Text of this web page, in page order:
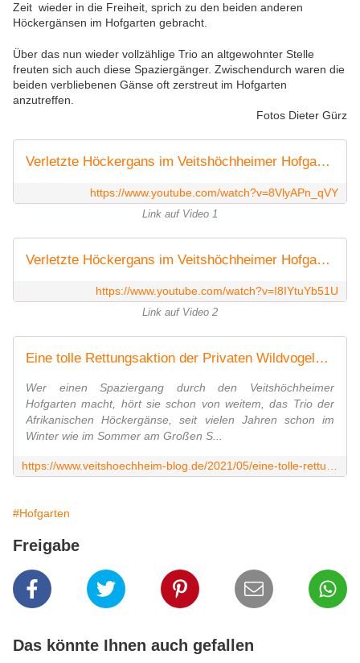
Zeit wieder in die Freiheit, sprich zu den beiden anderen
Höckergänsen im Hofgarten gebracht.
Über das nun wieder vollzählige Trio an altgewohnter Stelle
freuten sich auch diese Spaziergänger. Zwischendurch waren die
beiden verbliebenen Gänse oft zerstreut im Hofgarten
anzutreffen.
Fotos Dieter Gürz
Verletzte Höckergans im Veitshöchheimer Hofgarten wieder hergestellt - Teil 1 -
https://www.youtube.com/watch?v=8VlyAPn_qVY
Link auf Video 1
Verletzte Höckergans im Veitshöchheimer Hofgarten wieder hergestellt - Teil 2 -
https://www.youtube.com/watch?v=I8IYtuYb51U
Link auf Video 2
Eine tolle Rettungsaktion der Privaten Wildvogelhilfe Kitzinger Land für Höckergans im Veitshöchheimer Hofgarten - Veitshöchheim News
Wer einen Spaziergang durch den Veitshöchheimer
Hofgarten macht, hört sie schon von weitem, das Trio der
Afrikanischen Höckergänse, seit vielen Jahren schon im
Winter wie im Sommer am Großen S...
#Hofgarten
Freigabe
Das könnte Ihnen auch gefallen